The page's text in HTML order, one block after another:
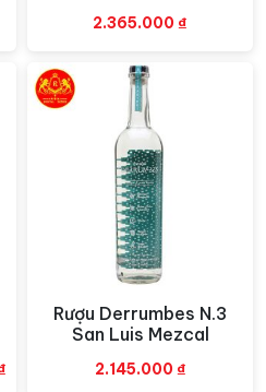
2.365.000 ₫
Giá
Xem nhanh
Rượu Derrumbes N.3
San Luis Mezcal
2.145.000 ₫